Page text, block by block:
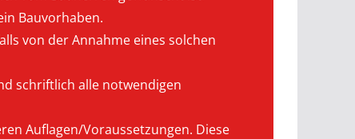
Bauvorhaben.
von der Annahme eines solchen
schriftlich alle notwendigen
Auflagen/Voraussetzungen. Diese